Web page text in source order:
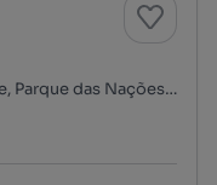
Avenida da Peregrinação, Expo Norte, Parque das Nações, Lisboa, Lisboa